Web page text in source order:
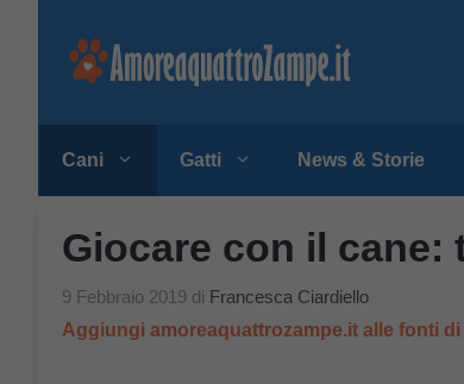
Cani Gatti News & Storie
Giocare con il
9 Febbraio 2019 di Francesca Ciardiello
Aggiungi amoreaquattrozampe.it alle fonti